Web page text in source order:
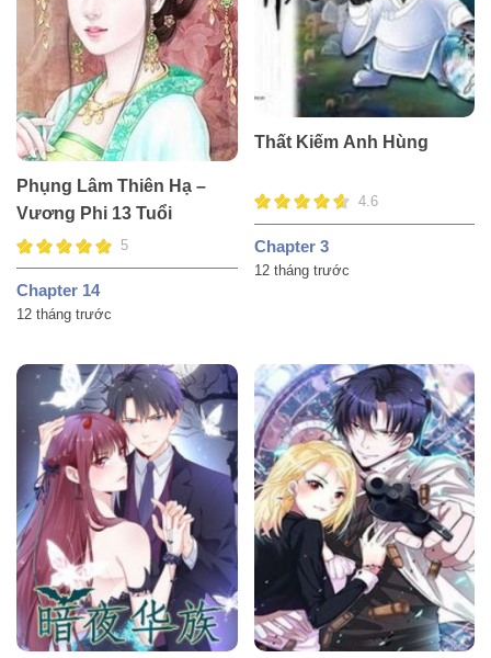
Phụng Lâm Thiên Hạ –
Vương Phi 13 Tuổi
5
Chapter 14
12 tháng trước
Thất Kiếm Anh Hùng
4.6
Chapter 3
12 tháng trước